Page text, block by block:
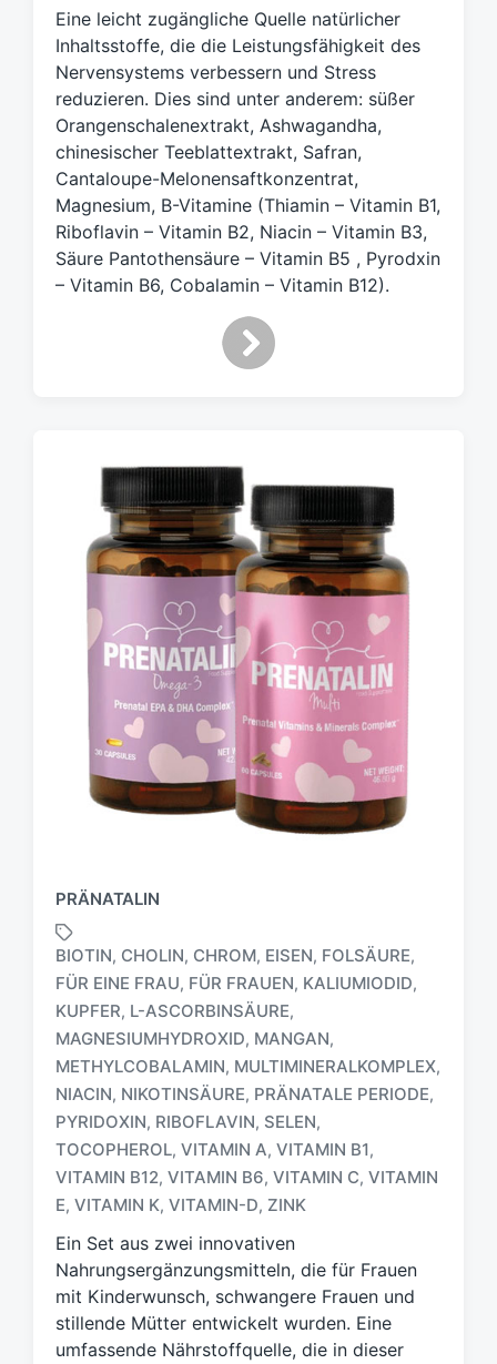
w
r
t
e
r
Eine leicht zugängliche Quelle natürlicher
Inhaltsstoffe, die die Leistungsfähigkeit des
Nervensystems verbessern und Stress
reduzieren. Dies sind unter anderem: süßer
Orangenschalenextrakt, Ashwagandha,
chinesischer Teeblattextrakt, Safran,
Cantaloupe-Melonensaftkonzentrat,
Magnesium, B-Vitamine (Thiamin – Vitamin B1,
Riboflavin – Vitamin B2, Niacin – Vitamin B3,
Säure Pantothensäure – Vitamin B5 , Pyrodxin
– Vitamin B6, Cobalamin – Vitamin B12).
PRÄNATALIN
c
h
l
a
g
ö
r
t
BIOTIN, CHOLIN, CHROM, EISEN, FOLSÄURE,
FÜR EINE FRAU, FÜR FRAUEN, KALIUMIODID,
KUPFER, L-ASCORBINSÄURE,
MAGNESIUMHYDROXID, MANGAN,
METHYLCOBALAMIN, MULTIMINERALKOMPLEX,
NIACIN, NIKOTINSÄURE, PRÄNATALE PERIODE,
PYRIDOXIN, RIBOFLAVIN, SELEN,
TOCOPHEROL, VITAMIN A, VITAMIN B1,
VITAMIN B12, VITAMIN B6, VITAMIN C, VITAMIN
E, VITAMIN K, VITAMIN-D, ZINK
Ein Set aus zwei innovativen
Nahrungsergänzungsmitteln, die für Frauen
mit Kinderwunsch, schwangere Frauen und
stillende Mütter entwickelt wurden. Eine
umfassende Nährstoffquelle, die in dieser